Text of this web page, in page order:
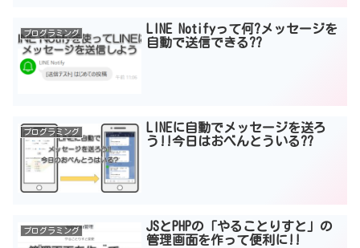
プログラミング
LINE Notifyって何?メッセージを
自動で送信できる??
プログラミング
LINEに自動でメッセージを送ろ
う!!今日はおべんとういる??
プログラミング
JSとPHPの「やることりすと」の
管理画面を作って便利に!!